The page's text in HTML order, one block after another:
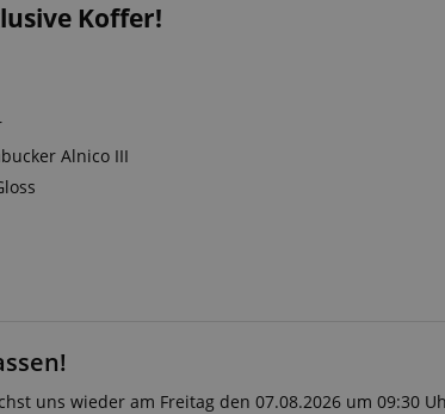
Koffer!
Alnico III
uns wieder am Freitag den 07.08.2026 um 09:30